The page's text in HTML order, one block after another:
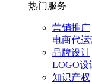
热门服务
营销推广
电商代运
品牌设计
LOGO设
知识产权